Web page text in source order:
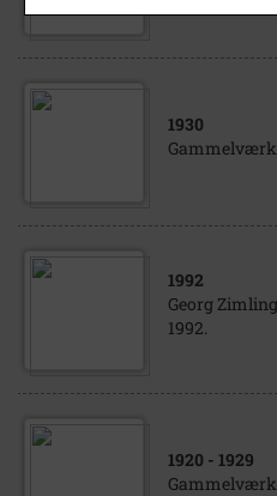
1930
1992
Georg
1992.
1920 - 1929